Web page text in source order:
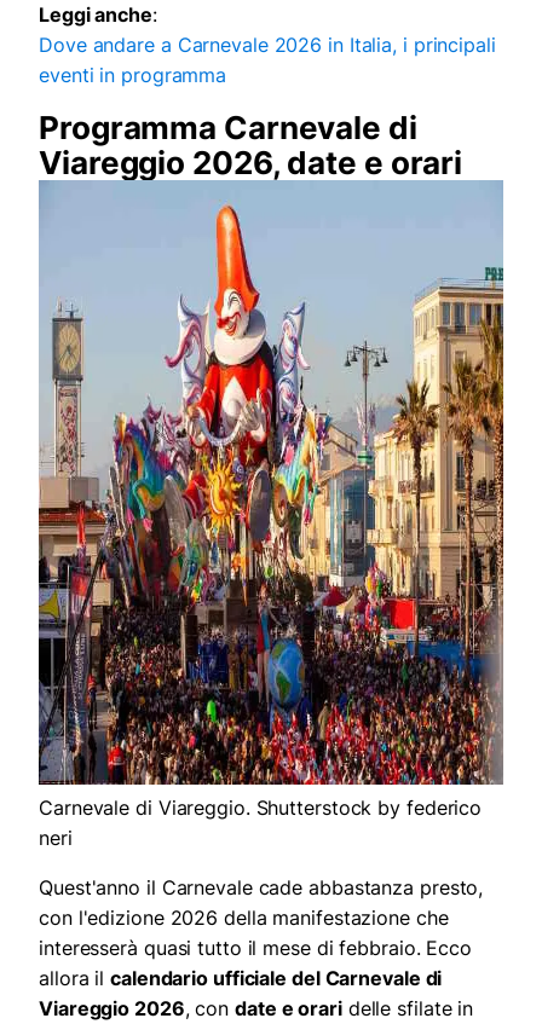
Leggi anche:
Dove andare a Carnevale 2026 in Italia, i principali
eventi in programma
Programma Carnevale di
Viareggio 2026, date e orari
Carnevale di Viareggio. Shutterstock by federico
neri
Quest'anno il Carnevale cade abbastanza presto,
con l'edizione 2026 della manifestazione che
interesserà quasi tutto il mese di febbraio. Ecco
allora ilcalendario ufficiale del Carnevale di
Viareggio 2026, condate e oraridelle sfilate in